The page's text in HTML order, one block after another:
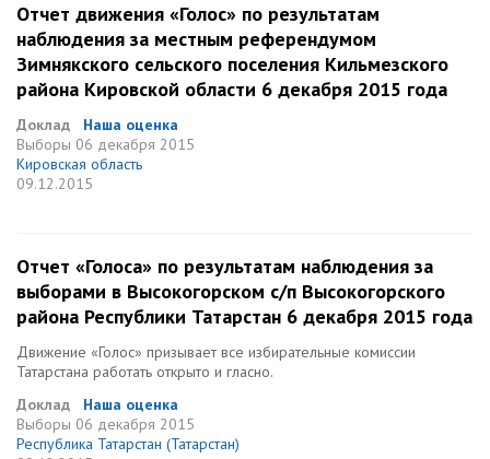
Отчет движения «Голос» по результатам
наблюдения за местным референдумом
Зимнякского сельского поселения Кильмезского
района Кировской области 6 декабря 2015 года
Доклад
Наша оценка
Выборы 06 декабря 2015
Кировская область
09.12.2015
Отчет «Голоса» по результатам наблюдения за
выборами в Высокогорском с/п Высокогорского
района Республики Татарстан 6 декабря 2015 года
Движение «Голос» призывает все избирательные комиссии
Татарстана работать открыто и гласно.
Доклад
Наша оценка
Выборы 06 декабря 2015
Республика Татарстан (Татарстан)